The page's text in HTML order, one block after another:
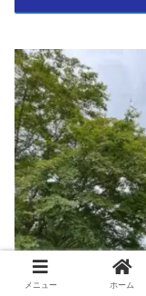
メニュー ホーム